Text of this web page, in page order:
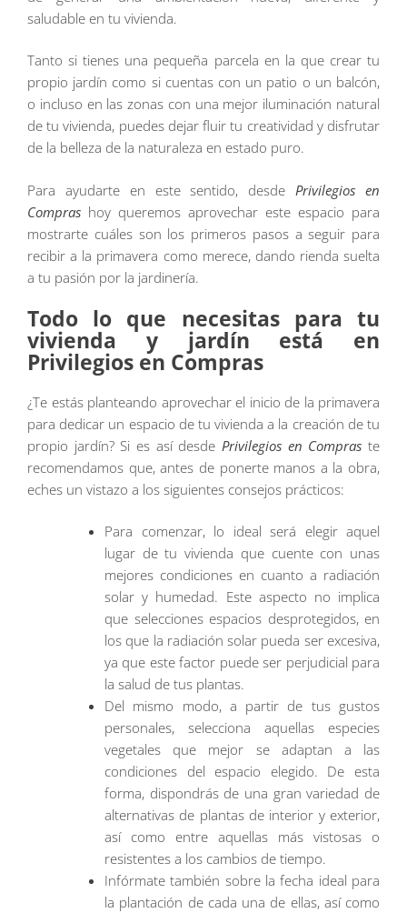
saludable en tu vivienda.
Tanto si tienes una pequeña parcela en la que crear tu
propio jardín como si cuentas con un patio o un balcón,
o incluso en las zonas con una mejor iluminación natural
de tu vivienda, puedes dejar fluir tu creatividad y disfrutar
de la belleza de la naturaleza en estado puro.
Para ayudarte en este sentido, desde Privilegios en
Compras hoy queremos aprovechar este espacio para
mostrarte cuáles son los primeros pasos a seguir para
recibir a la primavera como merece, dando rienda suelta
a tu pasión por la jardinería.
Todo lo que necesitas para tu
vivienda y jardín está en
Privilegios en Compras
¿Te estás planteando aprovechar el inicio de la primavera
para dedicar un espacio de tu vivienda a la creación de tu
propio jardín? Si es así desde Privilegios en Compras te
recomendamos que, antes de ponerte manos a la obra,
eches un vistazo a los siguientes consejos prácticos:
Para comenzar, lo ideal será elegir aquel
lugar de tu vivienda que cuente con unas
mejores condiciones en cuanto a radiación
solar y humedad. Este aspecto no implica
que selecciones espacios desprotegidos, en
los que la radiación solar pueda ser excesiva,
ya que este factor puede ser perjudicial para
la salud de tus plantas.
Del mismo modo, a partir de tus gustos
personales, selecciona aquellas especies
vegetales que mejor se adaptan a las
condiciones del espacio elegido. De esta
forma, dispondrás de una gran variedad de
alternativas de plantas de interior y exterior,
así como entre aquellas más vistosas o
resistentes a los cambios de tiempo.
Infórmate también sobre la fecha ideal para
la plantación de cada una de ellas, así como